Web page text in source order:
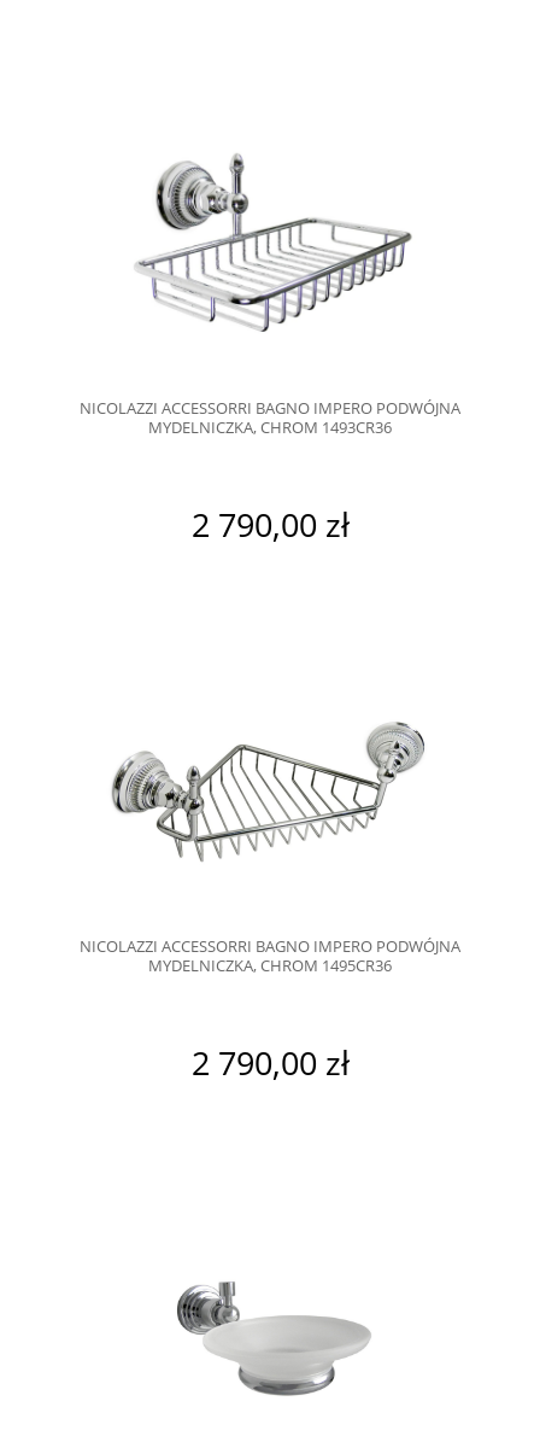
NICOLAZZI ACCESSORRI BAGNO IMPERO PODWÓJNA
MYDELNICZKA, CHROM 1493CR36
2 790,00 zł
NICOLAZZI ACCESSORRI BAGNO IMPERO PODWÓJNA
MYDELNICZKA, CHROM 1495CR36
2 790,00 zł